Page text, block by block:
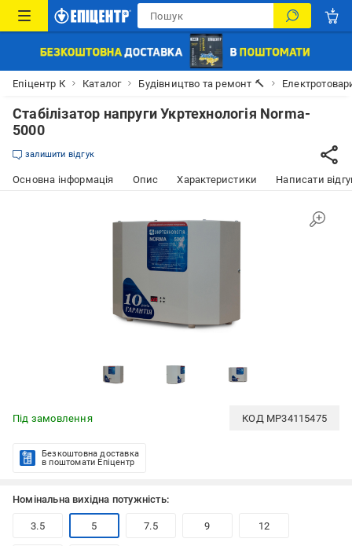
Епіцентр К Каталог Будівництво та ремонт 🔨
Стабілізатор напруги Укртехнологія Norma-
5000
залишити відгук
Основна інформація Опис Характеристики Написати
Під замовлення КОД MP34115475
Безкоштовна доставка
в поштомати Епіцентр
Номінальна вихідна потужність:
3.5 5 7.5 9 12